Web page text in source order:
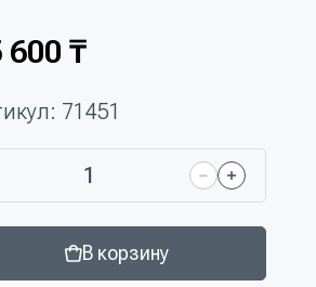
600 ₸
71451
В корзину